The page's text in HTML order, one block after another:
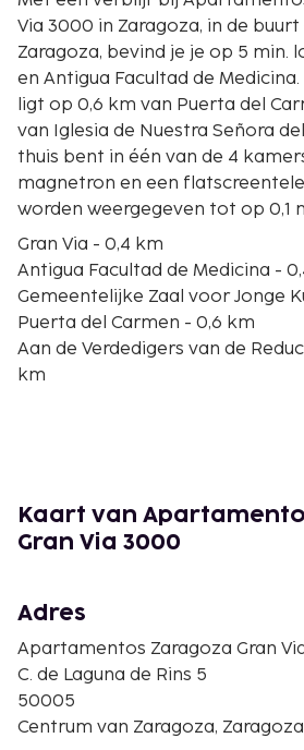
Via 3000 in Zaragoza, in de
Zaragoza, bevind je je op 5 min.
en Antigua Facultad de Medicina. Dit appartement
ligt op 0,6 km van Puerta del
van Iglesia de Nuestra Señora
thuis bent in één van de 4
magnetron en een
worden weergegeven tot op 0,1
Gran Via - 0,4 km
Antigua Facultad de Medicina -
Gemeentelijke Zaal voor Jonge
Puerta del Carmen - 0,6 km
Aan de Verdedigers van de
km
CaixaForum Zaragoza - 1 km
Plaza de España - 1 km
Museo del Fuego y de los
Monumento a los Sitios de
Casino Mercantil - 1,1 km
De dichtsbijzijnde luchthaven is
km
Kaart van
Gran Via 3000
Adres
Apartamentos Zaragoza Gran
C. de Laguna de Rins 5
50005
Centrum van Zaragoza,